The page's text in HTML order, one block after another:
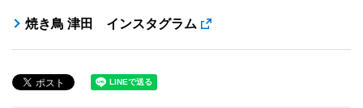
焼き鳥 津田 インスタグラム